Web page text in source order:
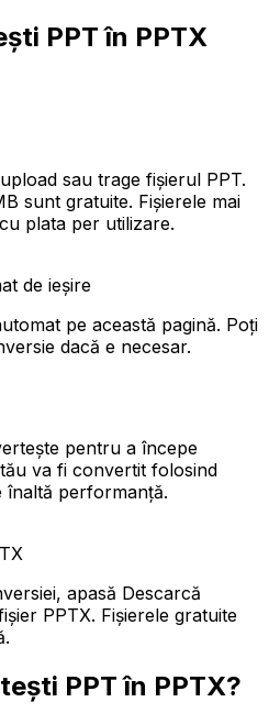
PPT în PPTX
sau trage fișierul PPT.
sunt gratuite. Fișierele mai
plata per utilizare.
de ieșire
pe această pagină. Poți
dacă e necesar.
pentru a începe
va fi convertit folosind
înaltă performanță.
apasă Descarcă
PPTX. Fișierele gratuite
PPT în PPTX?